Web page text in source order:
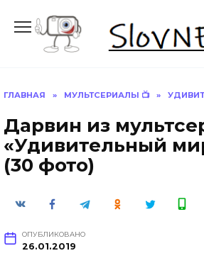
содержанию
ГЛАВНАЯ » МУЛЬТСЕРИАЛЫ 📺 »
Дарвин из
«Удивительный
(30 фото)
ОПУБЛИКОВАНО
26.01.2019